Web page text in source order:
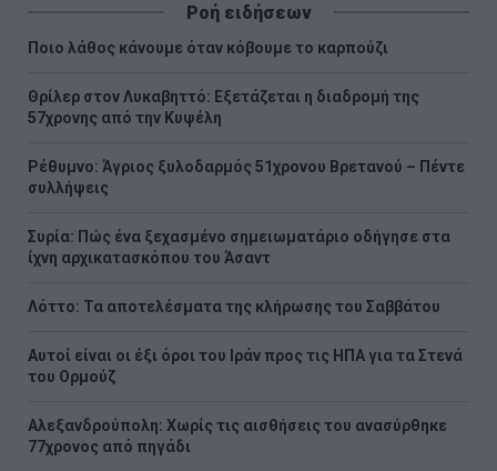
Ροή ειδήσεων
Ποιο λάθος κάνουμε όταν κόβουμε το καρπούζι
Θρίλερ στον Λυκαβηττό: Εξετάζεται η διαδρομή της
57χρονης από την Κυψέλη
Ρέθυμνο: Άγριος ξυλοδαρμός 51χρονου Βρετανού – Πέντε
συλλήψεις
Συρία: Πώς ένα ξεχασμένο σημειωματάριο οδήγησε στα
ίχνη αρχικατασκόπου του Άσαντ
Λόττο: Τα αποτελέσματα της κλήρωσης του Σαββάτου
Αυτοί είναι οι έξι όροι του Ιράν προς τις ΗΠΑ για τα Στενά
του Ορμούζ
Αλεξανδρούπολη: Χωρίς τις αισθήσεις του ανασύρθηκε
77χρονος από πηγάδι